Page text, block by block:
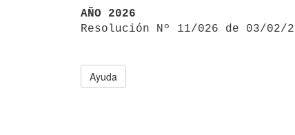
AÑO 2026
Resolución Nº 11/026 de 03/02/
Ayuda